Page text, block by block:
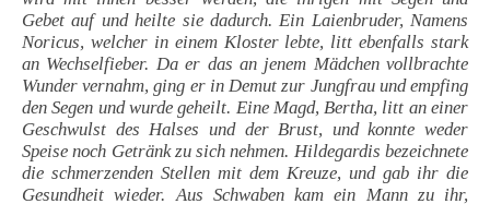
Gebet auf und heilte sie dadurch. Ein Laienbruder, Namens
Noricus, welcher in einem Kloster lebte, litt ebenfalls stark
an Wechselfieber. Da er das an jenem Mädchen vollbrachte
Wunder vernahm, ging er in Demut zur Jungfrau und empfing
den Segen und wurde geheilt. Eine Magd, Bertha, litt an einer
Geschwulst des Halses und der Brust, und konnte weder
Speise noch Getränk zu sich nehmen. Hildegardis bezeichnete
die schmerzenden Stellen mit dem Kreuze, und gab ihr die
Gesundheit wieder. Aus Schwaben kam ein Mann zu ihr,